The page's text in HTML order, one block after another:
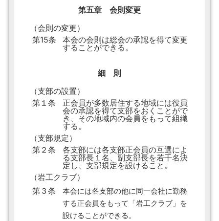
第五章 会則変更
（会則の変更）
第15条
本会の会則は総会の承認を得て変更
することができる。
細 則
（支部の設置）
第１条
正会員が多数居住する地域には役員
会の承認を得て支部をおくことがで
き、その地域内の会員をもって組織
する。
（支部規定）
第２条
各支部には各支部正会員の互選によ
る支部長１名、副支部長を若干名決
定し、支部規定を設けること。
（岩工クラブ）
第３条
本会には各支部の他に同一会社に勤務
する正会員をもって「岩工クラブ」を
設けることができる。